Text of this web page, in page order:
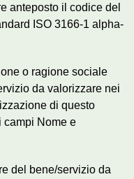
anteposto il codice del
ISO 3166-1 alpha-
o ragione sociale
da valorizzare nei
di questo
campi Nome e
del bene/servizio da